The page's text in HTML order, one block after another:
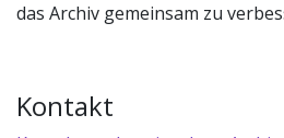
das Archiv gemeinsam zu
Kontakt